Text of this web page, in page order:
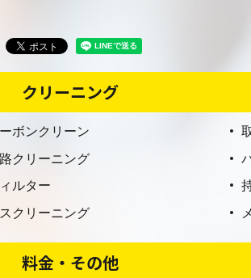
クリーニング
ボンクリーン
クリーニング
ルター
クリーニング
料金・その他